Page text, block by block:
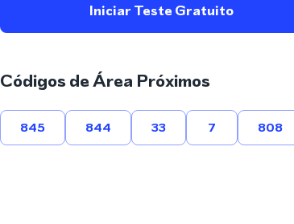
Iniciar Teste Gratuito
Códigos de Área Próximos
845 844 33 7 808